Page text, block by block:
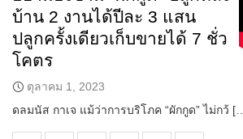
บ้าน 2 งานได้ปีละ 3 แสน
ปลูกครั้งเดียวเก็บขายได้ 7 ชั่ว
โคตร
ตุลาคม 1, 2023
ดลมนัส กาเจ แม้ว่าการบริโภค “ผักกูด” ไม่กว้